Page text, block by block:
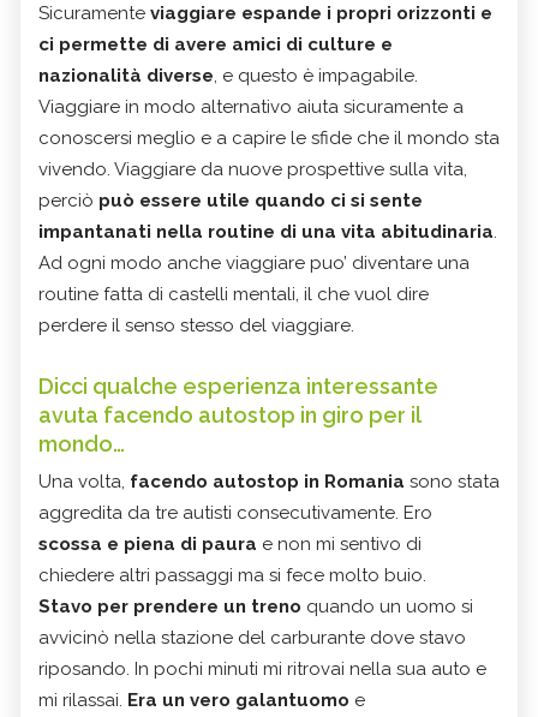
Sicuramente viaggiare espande i propri orizzonti e
ci permette di avere amici di culture e
nazionalità diverse, e questo è impagabile.
Viaggiare in modo alternativo aiuta sicuramente a
conoscersi meglio e a capire le sfide che il mondo sta
vivendo. Viaggiare da nuove prospettive sulla vita,
perciò può essere utile quando ci si sente
impantanati nella routine di una vita abitudinaria.
Ad ogni modo anche viaggiare puo’ diventare una
routine fatta di castelli mentali, il che vuol dire
perdere il senso stesso del viaggiare.
Dicci qualche esperienza interessante
avuta facendo autostop in giro per il
mondo…
Una volta, facendo autostop in Romania sono stata
aggredita da tre autisti consecutivamente. Ero
scossa e piena di paura e non mi sentivo di
chiedere altri passaggi ma si fece molto buio.
Stavo per prendere un treno quando un uomo si
avvicinò nella stazione del carburante dove stavo
riposando. In pochi minuti mi ritrovai nella sua auto e
mi rilassai. Era un vero galantuomo e